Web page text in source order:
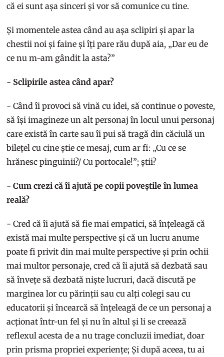
că ei sunt așa sinceri și vor să comunice cu tine.
Și momentele astea când au așa sclipiri și apar la
chestii noi și faine și îți pare rău după aia, „Dar eu de
ce nu m-am gândit la asta?”
- Sclipirile astea când apar?
- Când îi provoci să vină cu idei, să continue o poveste,
să își imagineze un alt personaj în locul unui personaj
care există în carte sau îi pui să tragă din căciulă un
bilețel cu cine știe ce mesaj, cum ar fi: „Cu ce se
hrănesc pinguinii?/ Cu portocale!”; știi?
- Cum crezi că îi ajută pe copii poveștile în lumea
reală?
- Cred că îi ajută să fie mai empatici, să înțeleagă că
există mai multe perspective și că un lucru anume
poate fi privit din mai multe perspective și prin ochii
mai multor personaje, cred că îi ajută să dezbată sau
să învețe să dezbată niște lucruri, dacă discută pe
marginea lor cu părinții sau cu alți colegi sau cu
educatorii și încearcă să înțeleagă de ce un personaj a
acționat într-un fel și nu în altul și li se creează
reflexul acesta de a nu trage concluzii imediat, doar
prin prisma propriei experiențe; Și după aceea, tu ai